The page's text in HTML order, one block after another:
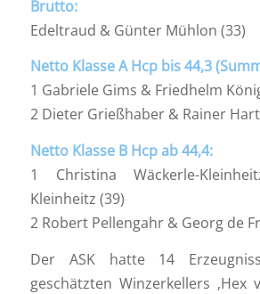
Brutto:
Edeltraud & Günter Mühlon (33)
Netto Klasse A Hcp bis 44,3
1 Gabriele Gims & Friedhelm
2 Dieter Grießhaber & Rainer
Netto Klasse B Hcp ab 44,4:
1 Christina Wäckerle-
Kleinheitz (39)
2 Robert Pellengahr & Georg de
Der ASK hatte 14
geschätzten Winzerkellers ‚Hex